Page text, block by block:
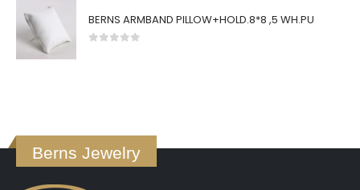
BERNS ARMBAND PILLOW+HOLD.8*8 ,5 WH.PU
Berns Jewelry